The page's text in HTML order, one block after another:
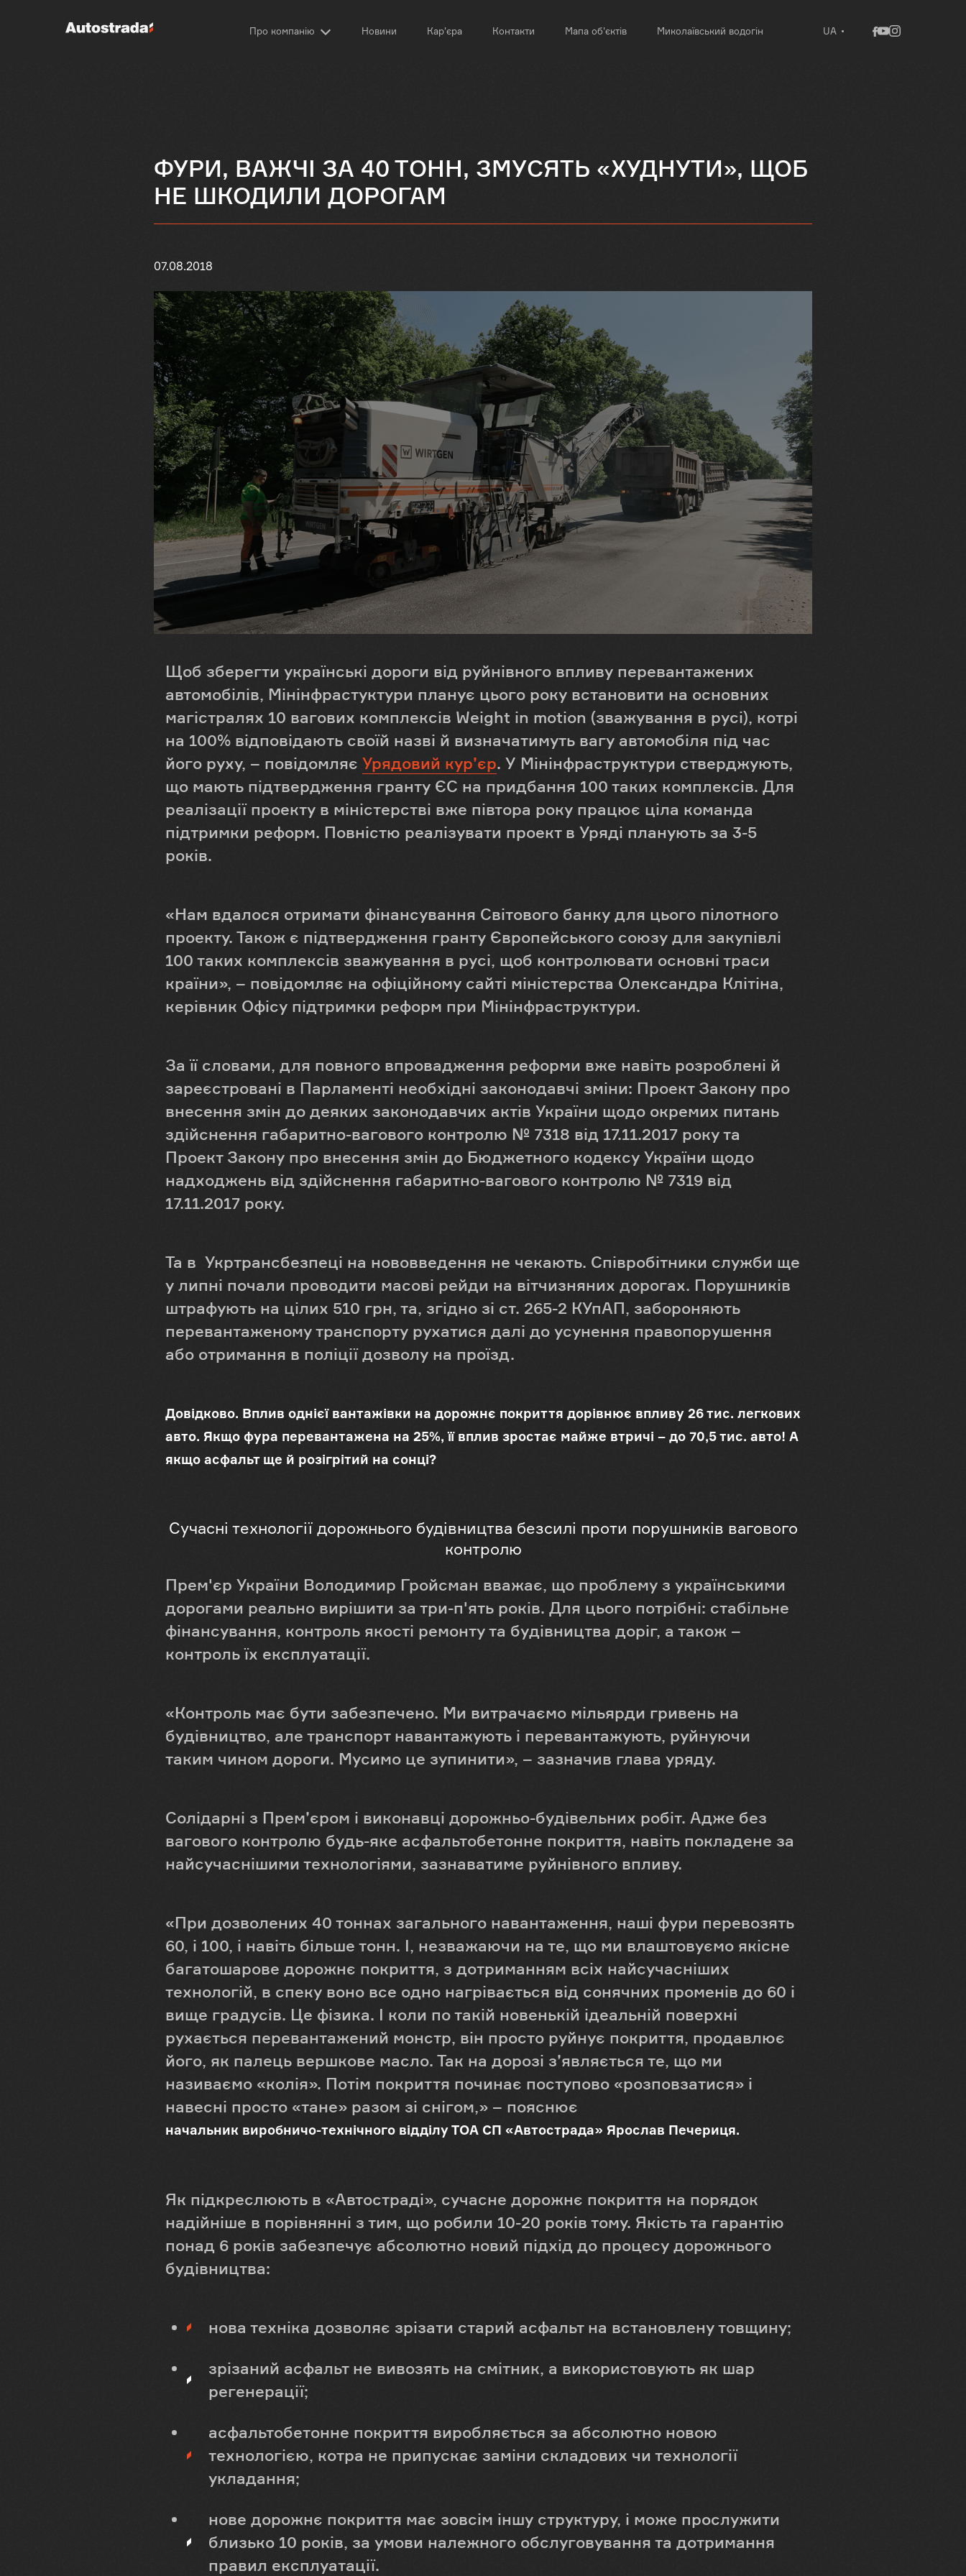
Про компанію Новини Кар'єра Контакти Мапа об'єктів Миколаївський водогін UA
ФУРИ, ВАЖЧІ ЗА 40 ТОНН, ЗМУСЯТЬ «ХУДНУТИ», ЩОБ
НЕ ШКОДИЛИ ДОРОГАМ
07.08.2018
Щоб зберегти українські дороги від руйнівного впливу перевантажених
автомобілів, Мінінфрастуктури планує цього року встановити на основних
магістралях 10 вагових комплексів Weight in motion (зважування в русі), котрі
на 100% відповідають своїй назві й визначатимуть вагу автомобіля під час
його руху, – повідомляє Урядовий кур’єр. У Мінінфраструктури стверджують,
що мають підтвердження гранту ЄС на придбання 100 таких комплексів. Для
реалізації проекту в міністерстві вже півтора року працює ціла команда
підтримки реформ. Повністю реалізувати проект в Уряді планують за 3-5
років.
«Нам вдалося отримати фінансування Світового банку для цього пілотного
проекту. Також є підтвердження гранту Європейського союзу для закупівлі
100 таких комплексів зважування в русі, щоб контролювати основні траси
країни», – повідомляє на офіційному сайті міністерства Олександра Клітіна,
керівник Офісу підтримки реформ при Мінінфраструктури.
За її словами, для повного впровадження реформи вже навіть розроблені й
зареєстровані в Парламенті необхідні законодавчі зміни: Проект Закону про
внесення змін до деяких законодавчих актів України щодо окремих питань
здійснення габаритно-вагового контролю № 7318 від 17.11.2017 року та
Проект Закону про внесення змін до Бюджетного кодексу України щодо
надходжень від здійснення габаритно-вагового контролю № 7319 від
17.11.2017 року.
Та в Укртрансбезпеці на нововведення не чекають. Співробітники служби ще
у липні почали проводити масові рейди на вітчизняних дорогах. Порушників
штрафують на цілих 510 грн, та, згідно зі ст. 265-2 КУпАП, забороняють
перевантаженому транспорту рухатися далі до усунення правопорушення
або отримання в поліції дозволу на проїзд.
Довідково. Вплив однієї вантажівки на дорожнє покриття дорівнює впливу 26 тис. легкових
авто. Якщо фура перевантажена на 25%, її вплив зростає майже втричі – до 70,5 тис. авто! А
якщо асфальт ще й розігрітий на сонці?
Сучасні технології дорожнього будівництва безсилі проти порушників вагового
контролю
Прем'єр України Володимир Гройсман вважає, що проблему з українськими
дорогами реально вирішити за три-п'ять років. Для цього потрібні: стабільне
фінансування, контроль якості ремонту та будівництва доріг, а також –
контроль їх експлуатації.
«Контроль має бути забезпечено. Ми витрачаємо мільярди гривень на
будівництво, але транспорт навантажують і перевантажують, руйнуючи
таким чином дороги. Мусимо це зупинити», – зазначив глава уряду.
Солідарні з Прем’єром і виконавці дорожньо-будівельних робіт. Адже без
вагового контролю будь-яке асфальтобетонне покриття, навіть покладене за
найсучаснішими технологіями, зазнаватиме руйнівного впливу.
«При дозволених 40 тоннах загального навантаження, наші фури перевозять
60, і 100, і навіть більше тонн. І, незважаючи на те, що ми влаштовуємо якісне
багатошарове дорожнє покриття, з дотриманням всіх найсучасніших
технологій, в спеку воно все одно нагрівається від сонячних променів до 60 і
вище градусів. Це фізика. І коли по такій новенькій ідеальній поверхні
рухається перевантажений монстр, він просто руйнує покриття, продавлює
його, як палець вершкове масло. Так на дорозі з’являється те, що ми
називаємо «колія». Потім покриття починає поступово «розповзатися» і
навесні просто «тане» разом зі снігом,» – пояснює
начальник виробничо-технічного відділу ТОА СП «Автострада» Ярослав Печериця.
Як підкреслюють в «Автостраді», сучасне дорожнє покриття на порядок
надійніше в порівнянні з тим, що робили 10-20 років тому. Якість та гарантію
понад 6 років забезпечує абсолютно новий підхід до процесу дорожнього
будівництва:
нова техніка дозволяє зрізати старий асфальт на встановлену товщину;
зрізаний асфальт не вивозять на смітник, а використовують як шар
регенерації;
асфальтобетонне покриття виробляється за абсолютно новою
технологією, котра не припускає заміни складових чи технології
укладання;
нове дорожнє покриття має зовсім іншу структуру, і може прослужити
близько 10 років, за умови належного обслуговування та дотримання
правил експлуатації.